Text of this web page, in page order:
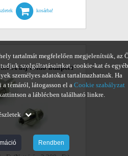
kosárba!
alj toldó adapter
tartalmát megfelelően megjelenítsük, az
szolgáltatásainkat, cookie-kat és egyéb
személyes adatokat tartalmazhatnak. Ha
a témáról, látogasson el a Cookie szabályzat
a láblécben található linkre.
Rendben